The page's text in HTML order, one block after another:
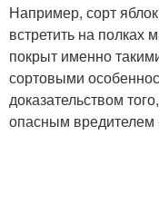
Например, сорт
встретить на полках
покрыт именно
сортовыми
доказательством
опасным вредителем